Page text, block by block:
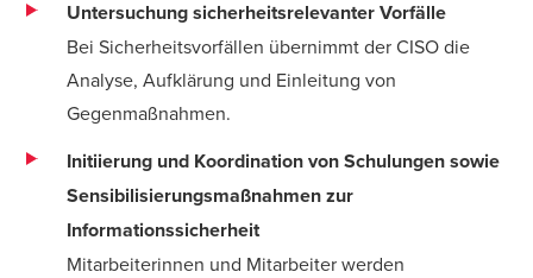
Untersuchung sicherheitsrelevanter Vorfälle
Bei Sicherheitsvorfällen übernimmt der CISO die
Analyse, Aufklärung und Einleitung von
Gegenmaßnahmen.
Initiierung und Koordination von Schulungen sowie
Sensibilisierungsmaßnahmen zur
Informationssicherheit
Mitarbeiterinnen und Mitarbeiter werden